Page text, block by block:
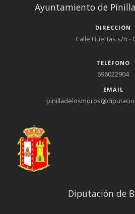
Ayuntamiento de
DIRECCIÓN
Calle Huertas s/n -
TELÉFONO
696022904
EMAIL
Diputación de